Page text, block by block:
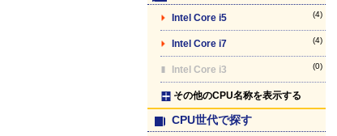
Intel Core i5 (4)
Intel Core i7 (4)
Intel Core i3 (0)
その他のCPU名称を表示する
CPU世代で探す